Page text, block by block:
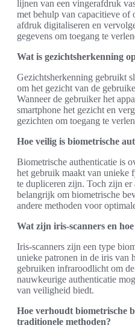
lijnen van een vingerafdruk
met behulp van capacitieve of
afdruk digitaliseren en
gegevens om toegang te
Wat is gezichtsherkenning
Gezichtsherkenning gebruikt
om het gezicht van de
Wanneer de gebruiker het
smartphone het gezicht en
gezichten om toegang te
Hoe veilig is biometrische
Biometrische authenticatie is
het gebruik maakt van unieke
te dupliceren zijn. Toch zijn er
belangrijk om biometrische
andere methoden voor
Wat zijn iris-scanners en
Iris-scanners zijn een type
unieke patronen in de iris van
gebruiken infraroodlicht om
nauwkeurige authenticatie
van veiligheid biedt.
Hoe verhoudt biometrische
traditionele methoden?